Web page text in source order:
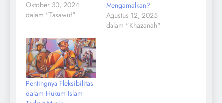
diumbar ke siapa dan
di mana pun. Ini adalah
أبي سَعِيدٍ الْخُدْرِيَّ يَقُولُا
قَالَ رَسُولُ اللَّهِ صَلَّى
اللَّهُ عَلَيْهِ وَسَلَّمَ إِنَّ مِنْ
أَعْظَمِ الْأَمَانَةِ عِنْدَ اللَّهِ
يَوْمَ الْقِيَامَةِ الرَّجُلَ
يُفْضِي…
Oktober 30, 2024
dalam "Tasawuf"
Mengamalkan?
Agustus 12, 2025
dalam "Khazanah"
Pentingnya Fleksibilitas
dalam Hukum Islam